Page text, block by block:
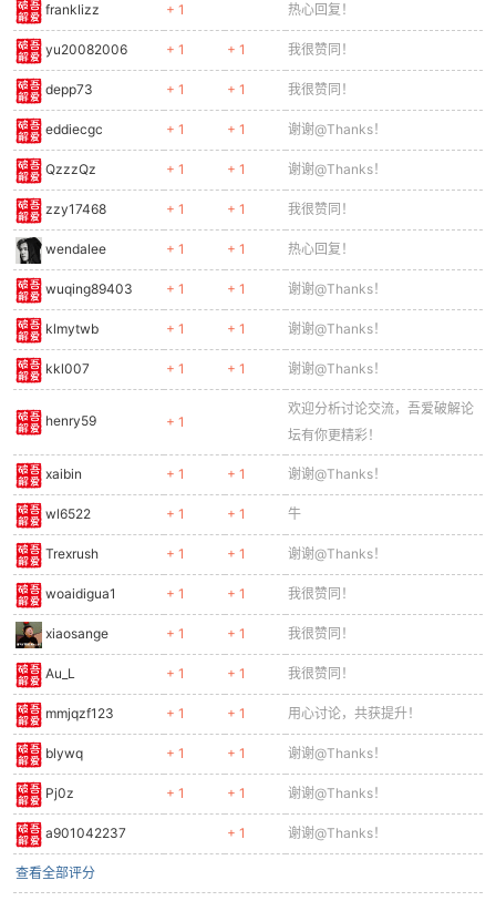
franklizz + 1 热心回复！
yu20082006 + 1 + 1 我很赞同！
depp73 + 1 + 1 我很赞同！
eddiecgc + 1 + 1 谢谢@Thanks！
QzzzQz + 1 + 1 谢谢@Thanks！
zzy17468 + 1 + 1 我很赞同！
wendalee + 1 + 1 热心回复！
wuqing89403 + 1 + 1 谢谢@Thanks！
klmytwb + 1 + 1 谢谢@Thanks！
kkl007 + 1 + 1 谢谢@Thanks！
henry59 + 1
欢迎分析讨论交流，吾爱破解论
坛有你更精彩！
xaibin + 1 + 1 谢谢@Thanks！
wl6522 + 1 + 1 牛
Trexrush + 1 + 1 谢谢@Thanks！
woaidigua1 + 1 + 1 我很赞同！
xiaosange + 1 + 1 我很赞同！
Au_L + 1 + 1 我很赞同！
mmjqzf123 + 1 + 1 用心讨论，共获提升！
blywq + 1 + 1 谢谢@Thanks！
Pj0z + 1 + 1 谢谢@Thanks！
a901042237 + 1 谢谢@Thanks！
查看全部评分